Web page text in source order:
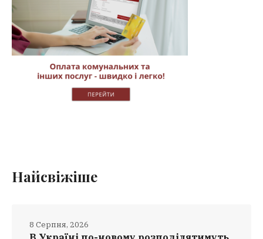
Найсвіжіше
8 Серпня, 2026